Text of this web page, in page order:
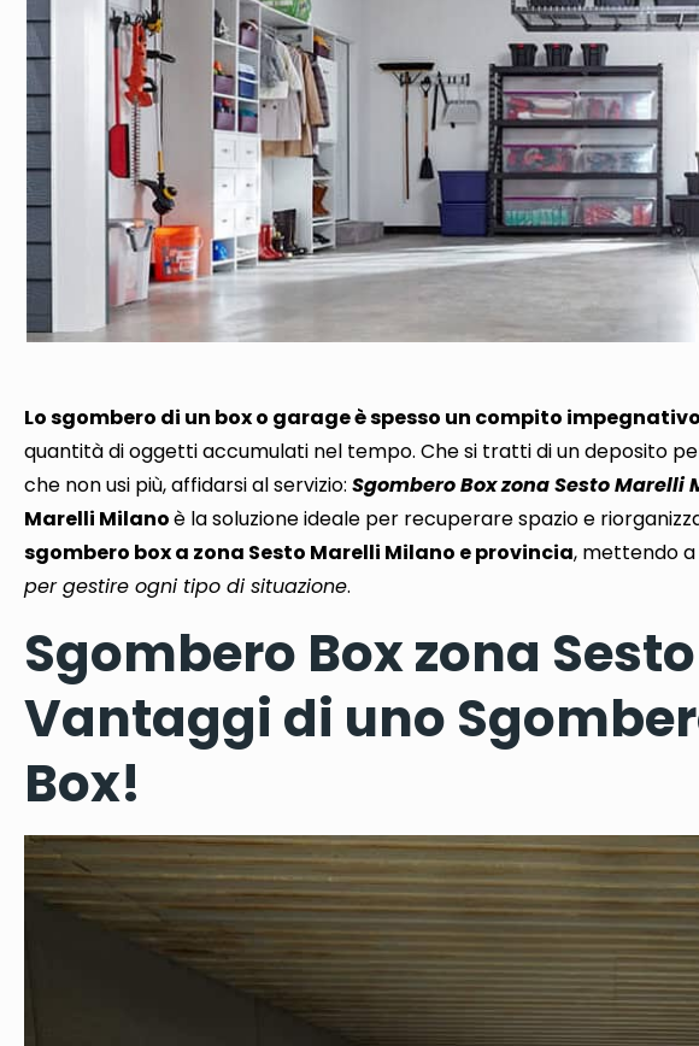
Lo sgombero di un box o garage è spesso un compito
quantità di oggetti accumulati nel tempo. Che si tratti di un deposito
che non usi più,affidarsi al servizio:Sgombero Box zona Sesto Marelli
Marelli Milanoè la soluzione ideale per recuperare spazio e
sgombero box a zona Sesto Marelli Milano e provincia, mettendo a
per gestire ogni tipo di situazione.
Sgombero Box zona
Vantaggi di uno
Box!